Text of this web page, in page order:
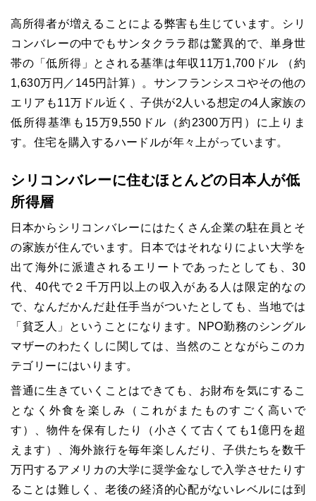
高所得者が増えることによる弊害も生じています。シリ
コンバレーの中でもサンタクララ郡は驚異的で、単身世
帯の「低所得」とされる基準は年収11万1,700ドル （約
1,630万円／145円計算）。サンフランシスコやその他の
エリアも11万ドル近く、子供が2人いる想定の4人家族の
低所得基準も15万9,550ドル（約2300万円）に上りま
す。住宅を購入するハードルが年々上がっています。
シリコンバレーに住むほとんどの日本人が低
所得層
日本からシリコンバレーにはたくさん企業の駐在員とそ
の家族が住んでいます。日本ではそれなりによい大学を
出て海外に派遣されるエリートであったとしても、30
代、40代で２千万円以上の収入がある人は限定的なの
で、なんだかんだ赴任手当がついたとしても、当地では
「貧乏人」ということになります。NPO勤務のシングル
マザーのわたくしに関しては、当然のことながらこのカ
テゴリーにはいります。
普通に生きていくことはできても、お財布を気にするこ
となく外食を楽しみ（これがまたものすごく高いで
す）、物件を保有したり（小さくて古くても1億円を超
えます）、海外旅行を毎年楽しんだり、子供たちを数千
万円するアメリカの大学に奨学金なしで入学させたりす
ることは難しく、老後の経済的心配がないレベルには到